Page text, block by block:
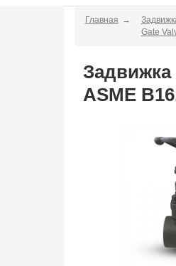
Главная
Gate
Задвижка
ASME